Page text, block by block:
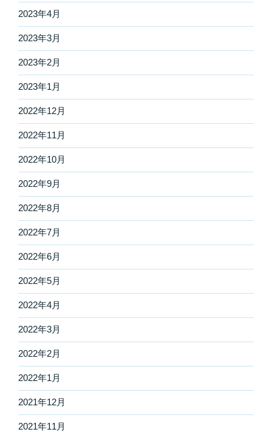
2023年4月
2023年3月
2023年2月
2023年1月
2022年12月
2022年11月
2022年10月
2022年9月
2022年8月
2022年7月
2022年6月
2022年5月
2022年4月
2022年3月
2022年2月
2022年1月
2021年12月
2021年11月